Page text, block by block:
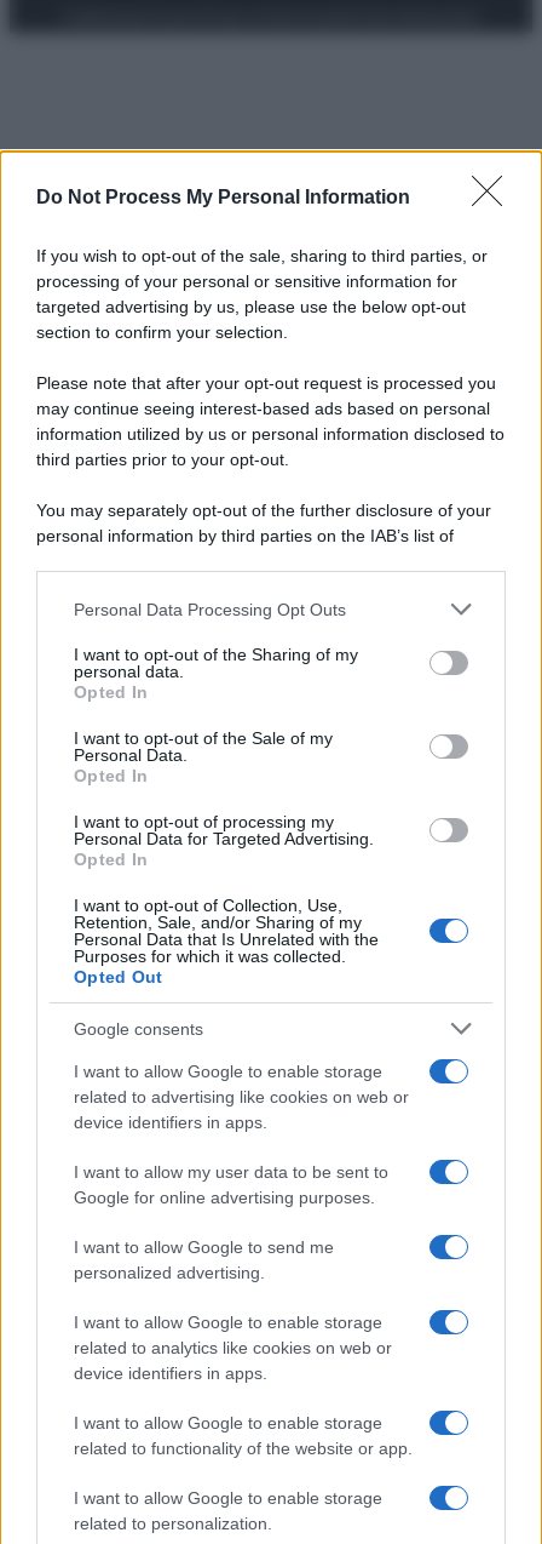
Do Not Process My Personal Information
If you wish to opt-out of the sale, sharing to third parties, or
processing of your personal or sensitive information for
targeted advertising by us, please use the below opt-out
section to confirm your selection.
Please note that after your opt-out request is processed you
may continue seeing interest-based ads based on personal
information utilized by us or personal information disclosed to
third parties prior to your opt-out.
You may separately opt-out of the further disclosure of your
personal information by third parties on the IAB’s list of
This information may also be disclosed by us to third parties
disclose it to other third parties.
Please note that this website/app uses one or more Google
services and may gather and store information including but
not limited to your visit or usage behaviour. You may click to
grant or deny consent to Google and its third-party tags to
consent section.
Personal Data Processing Opt Outs
I want to opt-out of the Sharing of my
personal data.
Opted In
I want to opt-out of the Sale of my
Personal Data.
Opted In
I want to opt-out of processing my
Personal Data for Targeted Advertising.
Opted In
I want to opt-out of Collection, Use,
Retention, Sale, and/or Sharing of my
Personal Data that Is Unrelated with the
Purposes for which it was collected.
Opted Out
Google consents
I want to allow Google to enable storage
related to advertising like cookies on web or
device identifiers in apps.
I want to allow my user data to be sent to
Google for online advertising purposes.
I want to allow Google to send me
personalized advertising.
I want to allow Google to enable storage
related to analytics like cookies on web or
device identifiers in apps.
I want to allow Google to enable storage
related to functionality of the website or app.
I want to allow Google to enable storage
related to personalization.